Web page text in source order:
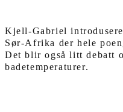
Kjell-Gabriel
Sør-Afrika der hele
Det blir også litt debatt
badetemperaturer.